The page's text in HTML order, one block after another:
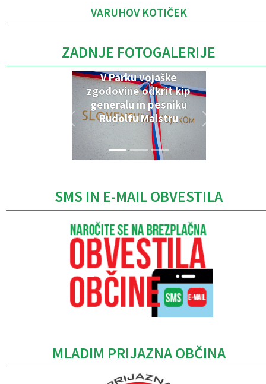
VARUHOV KOTIČEK
ZADNJE FOTOGALERIJE
V Parku vojaške
zgodovine odkrit kip
generalu in pesniku
Rudolfu Maistru
SMS IN E-MAIL OBVESTILA
MLADIM PRIJAZNA OBČINA